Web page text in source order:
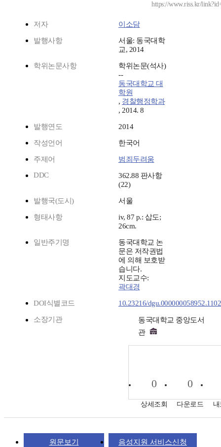
https://www.riss.kr/
저자 이소담
발행사항
서울: 동국대학
교, 2014
학위논문사항
학위논문(석사)
--
동국대학교 대
학원
, 경찰행정학과
, 2014. 8
발행연도 2014
작성언어 한국어
주제어
범죄두려움
DDC
362.88 판사항
(22)
발행국(도시) 서울
형태사항
iv, 87 p.: 삽도;
26cm.
일반주기명
동국대학교 논
문은 저작권법
에 의해 보호받
습니다.
지도교수:
곽대경
DOI식별코드 10.23216/
소장기관
동국대학교 중앙도서
관
0
상세조회
0
다운로드
원문보기 음성지원 서비스신청